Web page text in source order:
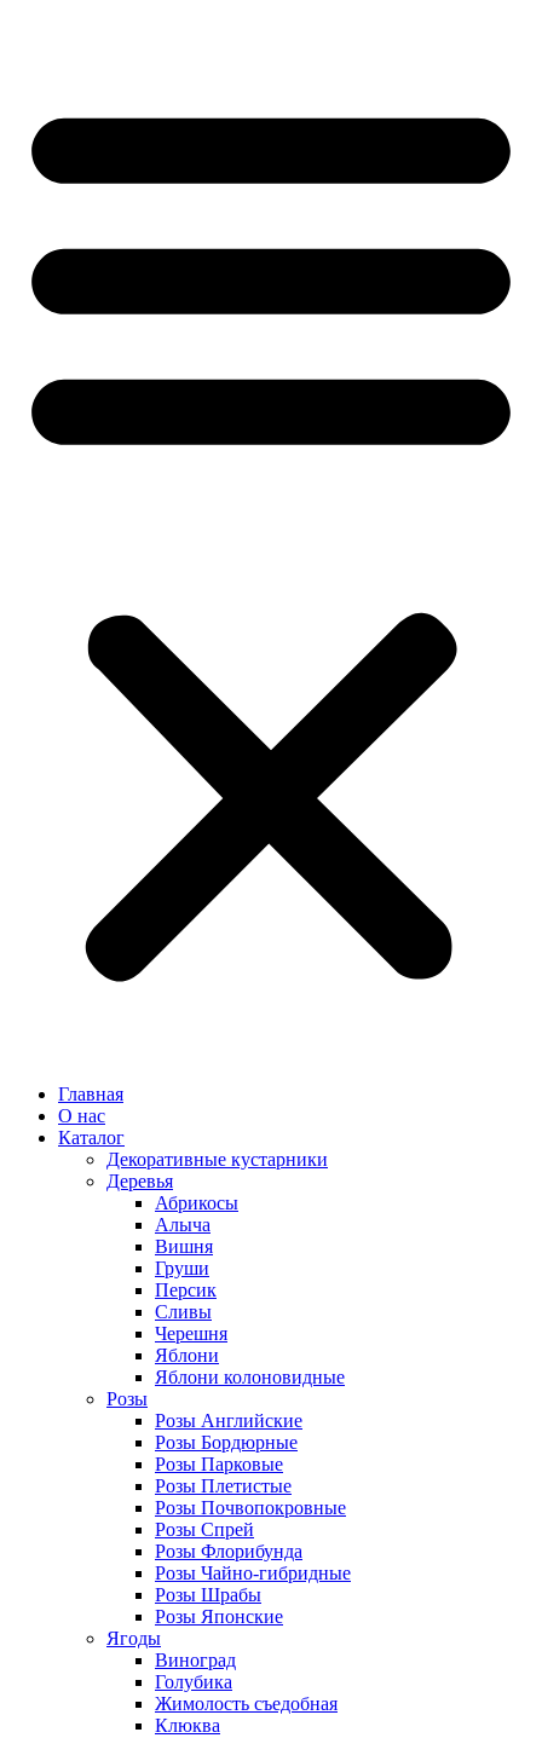
Главная
О нас
Каталог
Декоративные кустарники
Деревья
Абрикосы
Алыча
Вишня
Груши
Персик
Сливы
Черешня
Яблони
Яблони колоновидные
Розы
Розы Английские
Розы Бордюрные
Розы Парковые
Розы Плетистые
Розы Почвопокровные
Розы Спрей
Розы Флорибунда
Розы Чайно-гибридные
Розы Шрабы
Розы Японские
Ягоды
Виноград
Голубика
Жимолость съедобная
Клюква